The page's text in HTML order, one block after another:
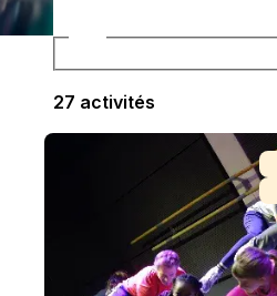
27 activités